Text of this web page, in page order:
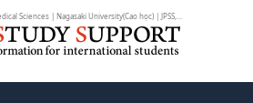
Sciences | Nagasaki University(Cao học) | JPSS,...